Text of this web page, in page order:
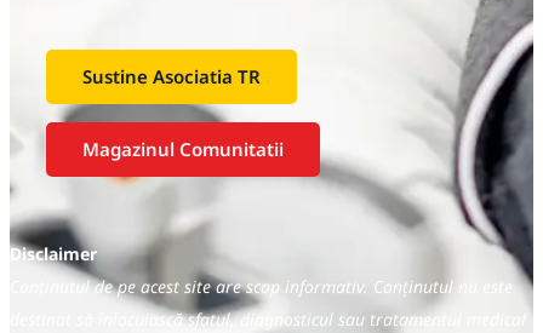
Sustine Asociatia TR
Magazinul Comunitatii
Disclaimer
Conținutul de pe acest site are scop informativ. Conținutul nu este
destinat să înlocuiască sfatul, diagnosticul sau tratamentul medical